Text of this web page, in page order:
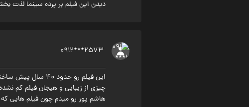
دیدن این فیلم بر پرده سینما لذت
0912***2573
هاشم پور رو میدم چون فیلم هایی که ایشون بازی کردند در دهه ۶۰ و ۷۰